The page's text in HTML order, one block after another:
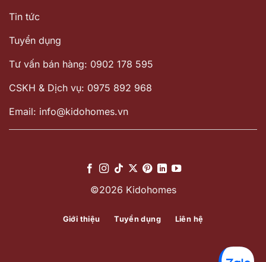
Tin tức
Tuyển dụng
Tư vấn bán hàng: 0902 178 595
CSKH & Dịch vụ: 0975 892 968
Email: info@kidohomes.vn
©2026 Kidohomes
Giới thiệu Tuyển dụng Liên hệ